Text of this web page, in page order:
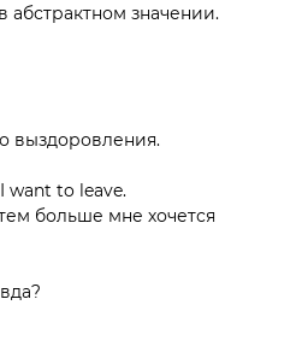
абстрактном значении.
выздоровления.
to leave.
больше мне хочется